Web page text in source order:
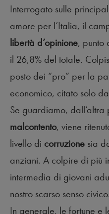
Interrogato sulle
amore per l’Italia, il
libertà d’opinione, punto
il 26,8% del totale.
posto dei “pro” per la
economico, citato solo
Se guardiamo, dall’altra
malcontento, viene
livello di corruzione sia
anziani. A colpire di più
intermedia di giovani
nostro scarso senso civico.
In generale, le fortune e